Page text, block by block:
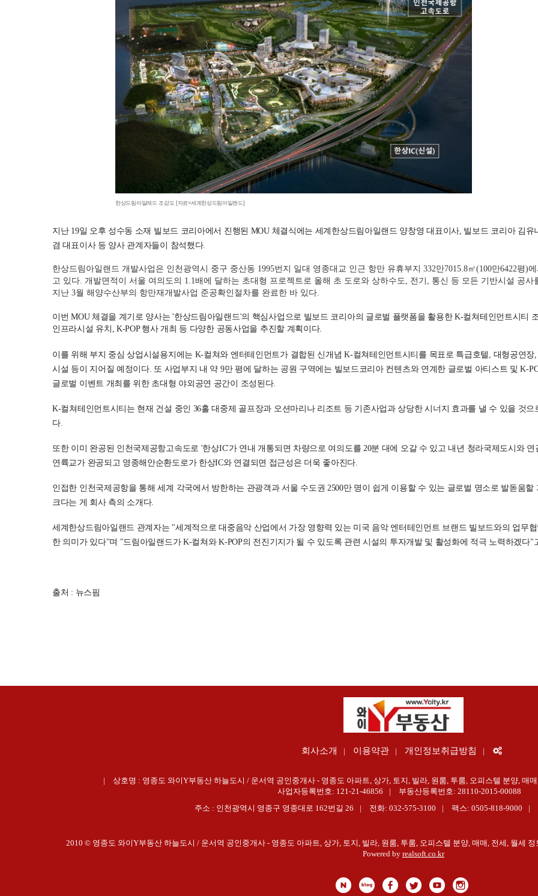
한상드림아일래드 조감도 [자료=세계한상드림아일랜드]
지난 19일 오후 성수동 소재 빌보드 코리아에서 진행된 MOU 체결식에는 세계한상드림아일랜드 양창영 대표이사, 빌보드 코리아 김유
겸 대표이사 등 양사 관계자들이 참석했다.
한상드림아일랜드 개발사업은 인천광역시 중구 중산동 1995번지 일대 영종대교 인근 항만 유휴부지 332만7015.8㎡(100만6422평)에
고 있다. 개발면적이 서울 여의도의 1.1배에 달하는 초대형 프로젝트로 올해 초 도로와 상하수도, 전기, 통신 등 모든 기반시설 공사
지난 3월 해양수산부의 항만재개발사업 준공확인절차를 완료한 바 있다.
이번 MOU 체결을 계기로 양사는 '한상드림아일랜드'의 핵심사업으로 빌보드 코리아의 글로벌 플랫폼을 활용한 K-컬쳐테인먼트시티
인프라시설 유치, K-POP 행사 개최 등 다양한 공동사업을 추진할 계획이다.
이를 위해 부지 중심 상업시설용지에는 K-컬쳐와 엔터테인먼트가 결합된 신개념 K-컬쳐테인먼트시티를 목표로 특급호텔, 대형공연장
시설 등이 지어질 예정이다. 또 사업부지 내 약 9만 평에 달하는 공원 구역에는 빌보드코리아 컨텐츠와 연계한 글로벌 아티스트 및 K-
글로벌 이벤트 개최를 위한 초대형 야외공연 공간이 조성된다.
K-컬쳐테인먼트시티는 현재 건설 중인 36홀 대중제 골프장과 오션마리나 리조트 등 기존사업과 상당한 시너지 효과를 낼 수 있을 것으
다.
또한 이미 완공된 인천국제공항고속도로 '한상IC'가 연내 개통되면 차량으로 여의도를 20분 대에 오갈 수 있고 내년 청라국제도시와 연
연륙교가 완공되고 영종해안순환도로가 한상IC와 연결되면 접근성은 더욱 좋아진다.
인접한 인천국제공항을 통해 세계 각국에서 방한하는 관광객과 서울 수도권 2500만 명이 쉽게 이용할 수 있는 글로벌 명소로 발돋움할
크다는 게 회사 측의 소개다.
세계한상드림아일랜드 관계자는 "세계적으로 대중음악 산업에서 가장 영향력 있는 미국 음악 엔터테인먼트 브랜드 빌보드와의 업무
한 의미가 있다"며 "드림아일랜드가 K-컬쳐와 K-POP의 전진기지가 될 수 있도록 관련 시설의 투자개발 및 활성화에 적극 노력하겠다"
출처 : 뉴스핌
회사소개 이용약관 개인정보취급방침
상호명 : 영종도 와이Y부동산 하늘도시 / 운서역 공인중개사 - 영종도 아파트, 상가, 토지, 빌라, 원룸, 투룸, 오피스텔 분양, 매
사업자등록번호: 121-21-46856
부동산등록번호: 28110-2015-00088
주소 : 인천광역시 영종구 영종대로 162번길 26 전화: 032-575-3100 팩스: 0505-818-9000
2010 © 영종도 와이Y부동산 하늘도시 / 운서역 공인중개사 - 영종도 아파트, 상가, 토지, 빌라, 원룸, 투룸, 오피스텔 분양, 매매, 전세, 월세
Powered by realsoft.co.kr